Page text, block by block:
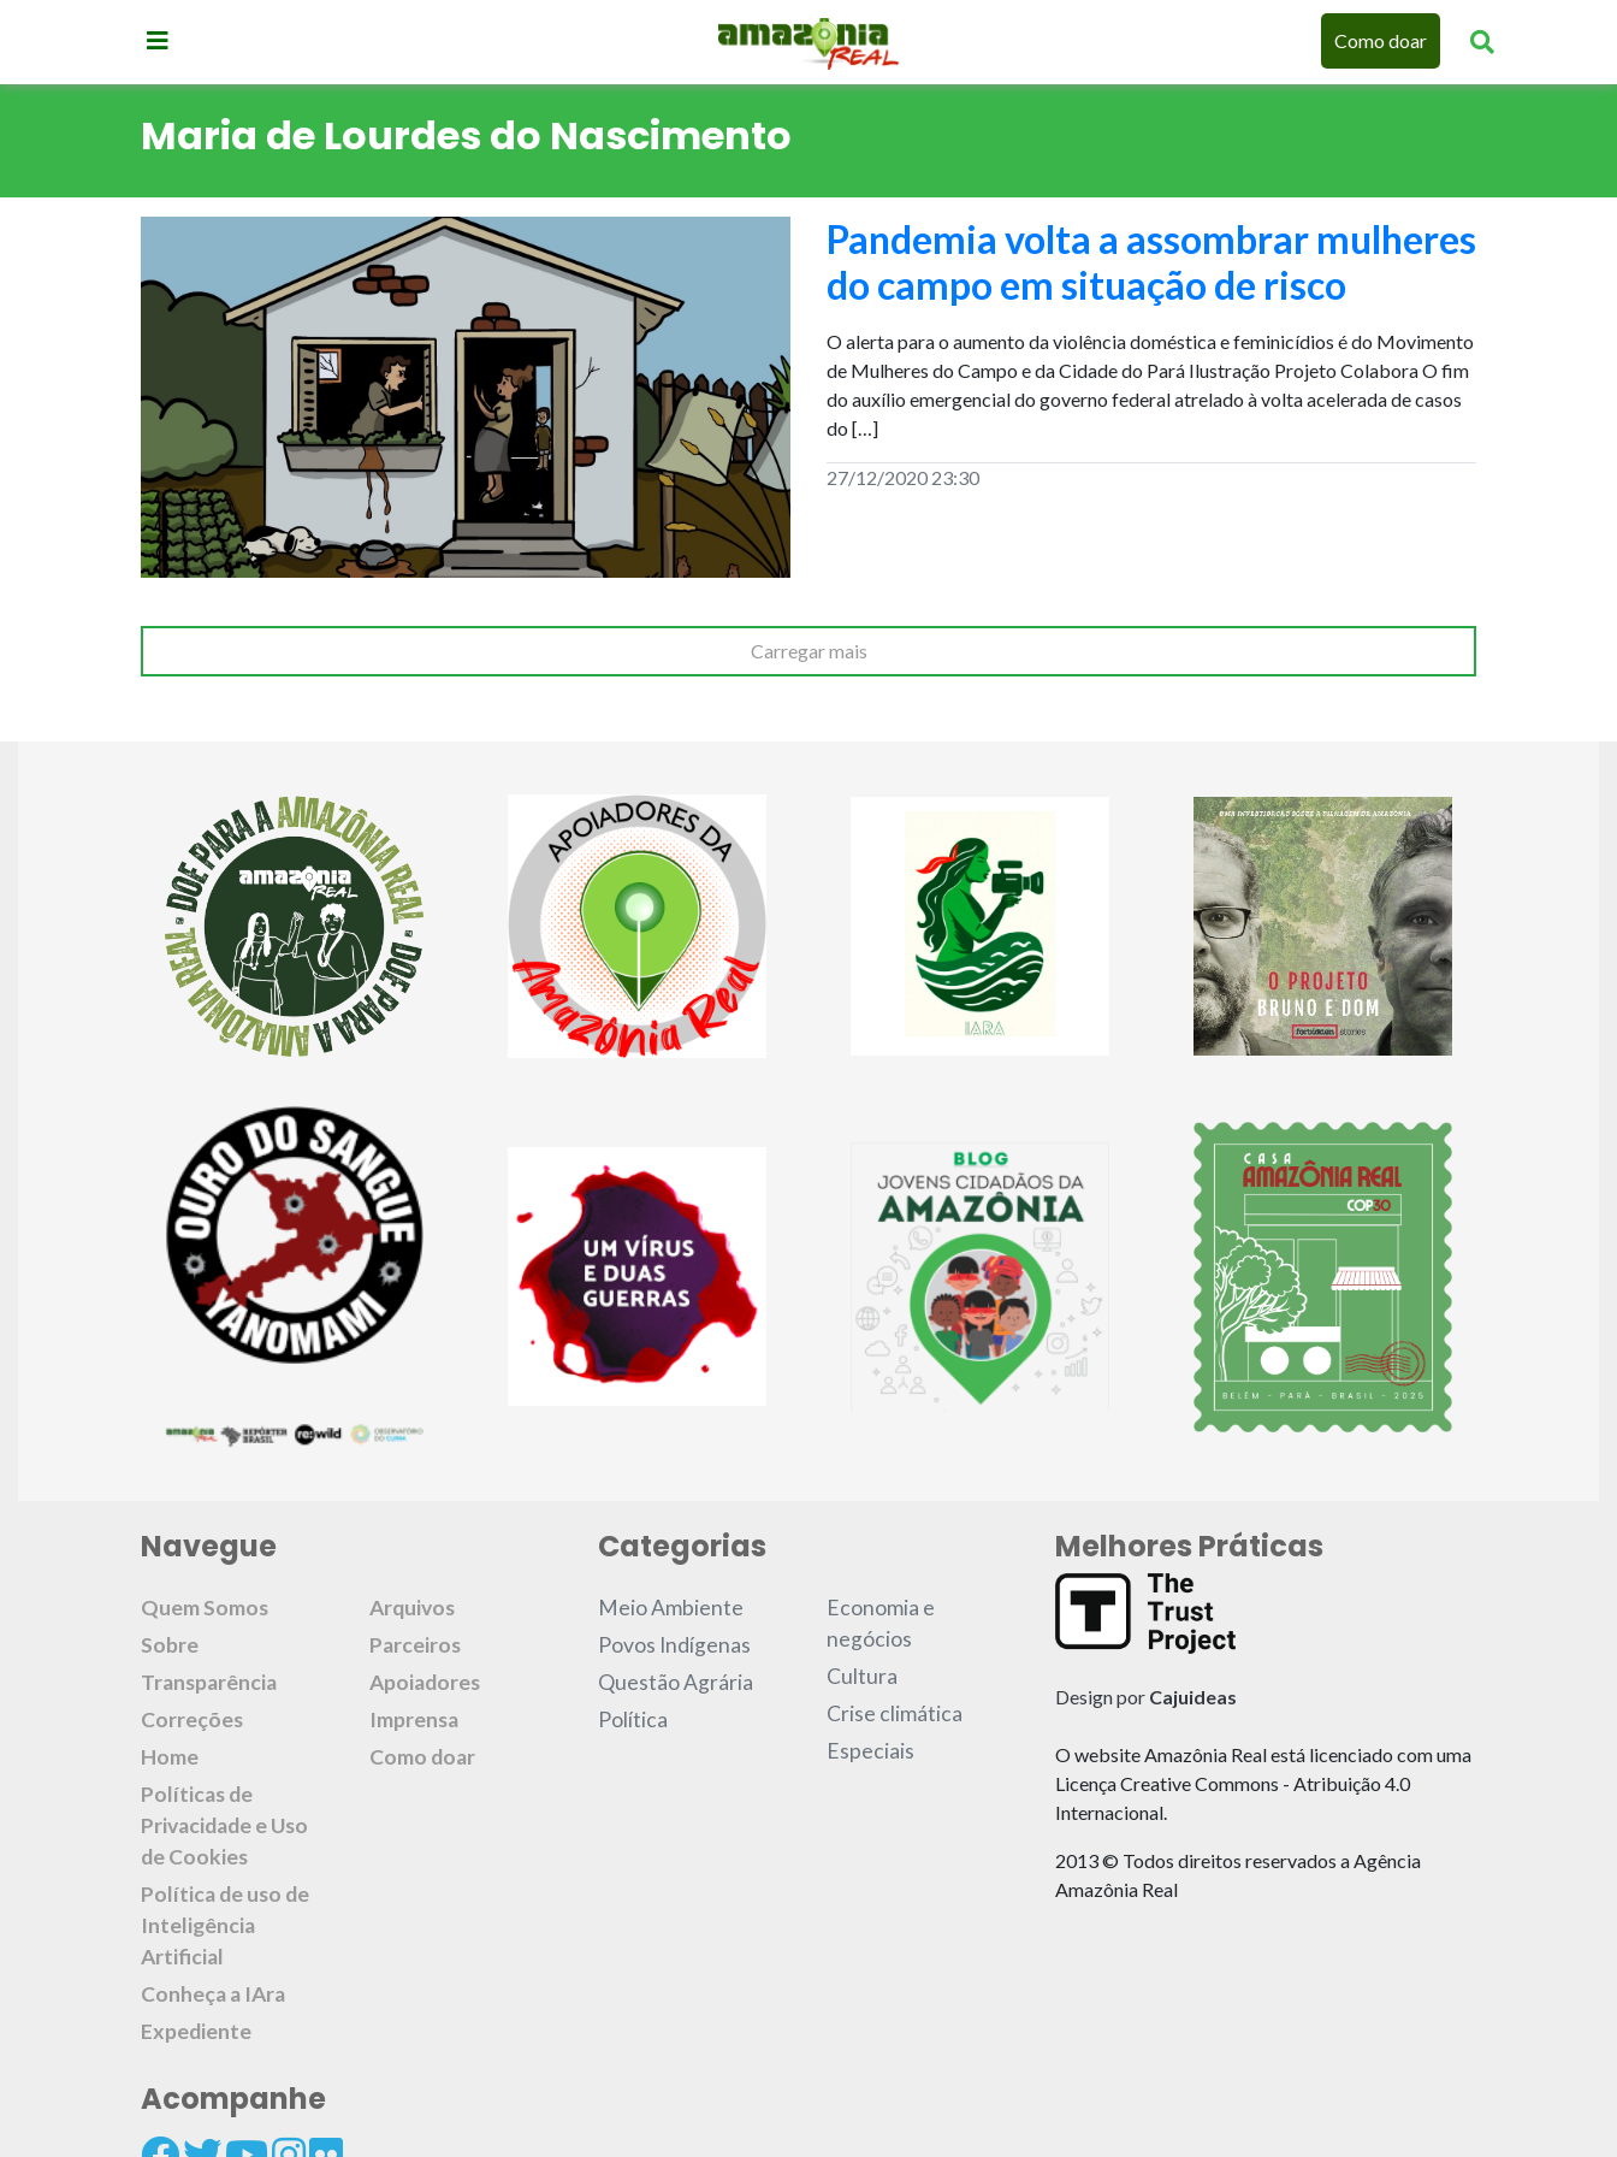
Como doar
Maria de Lourdes do Nascimento
Pandemia volta a assombrar mulheres
do campo em situação de risco
O alerta para o aumento da violência doméstica e feminicídios é do Movimento
de Mulheres do Campo e da Cidade do Pará Ilustração Projeto Colabora O fim
do auxílio emergencial do governo federal atrelado à volta acelerada de casos
do […]
27/12/2020 23:30
Carregar mais
Navegue
Quem Somos
Sobre
Transparência
Correções
Home
Políticas de
Privacidade e Uso
de Cookies
Política de uso de
Inteligência
Artificial
Conheça a IAra
Expediente
Arquivos
Parceiros
Apoiadores
Imprensa
Como doar
Acompanhe
Categorias
Meio Ambiente
Povos Indígenas
Questão Agrária
Política
Economia e
negócios
Cultura
Crise climática
Especiais
Melhores Práticas
Design por Cajuideas
O website Amazônia Real está licenciado com uma
Licença Creative Commons - Atribuição 4.0
Internacional.
2013 © Todos direitos reservados a Agência
Amazônia Real